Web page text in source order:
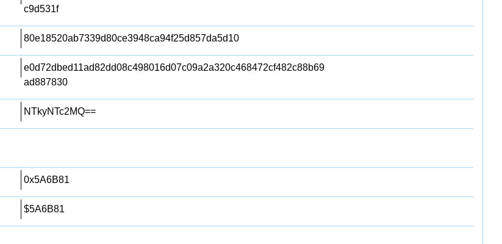
c9d531f
80e18520ab7339d80ce3948ca94f25d857da5d10
e0d72dbed11ad82dd08c498016d07c09a2a320c468472cf482c88b69
ad887830
NTkyNTc2MQ==
0x5A6B81
$5A6B81